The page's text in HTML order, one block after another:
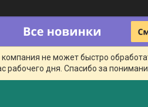
не может быстро
рабочего дня. Спасибо за